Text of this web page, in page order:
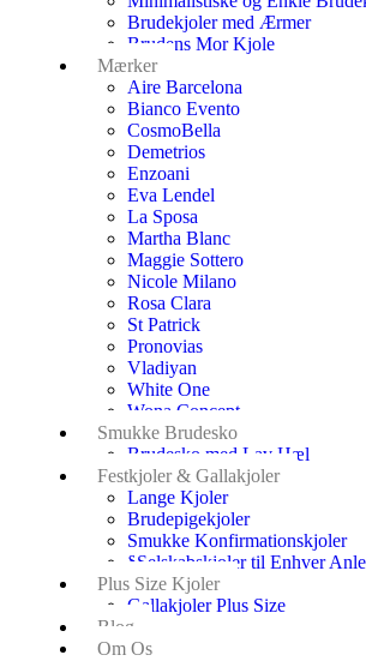
Brudekjoler med Ærmer
Brudens Mor Kjole
Mærker
Aire Barcelona
Bianco Evento
CosmoBella
Demetrios
Enzoani
Eva Lendel
La Sposa
Martha Blanc
Maggie Sottero
Nicole Milano
Rosa Clara
St Patrick
Pronovias
Vladiyan
White One
Wona Concept
Smukke Brudesko
Brudesko med Lav Hæl
Festkjoler & Gallakjoler
Lange Kjoler
Brudepigekjoler
Smukke Konfirmationskjoler
§Selskabskjoler til Enhver
Plus Size Kjoler
Gallakjoler Plus Size
Blog
Om Os